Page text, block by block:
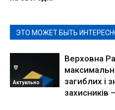
ЭТО МОЖЕТ БЫТЬ
Актуально
Верховна
загиблих і
захисників